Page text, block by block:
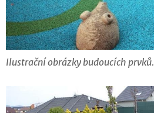
Ilustrační obrázky budoucích prvků.